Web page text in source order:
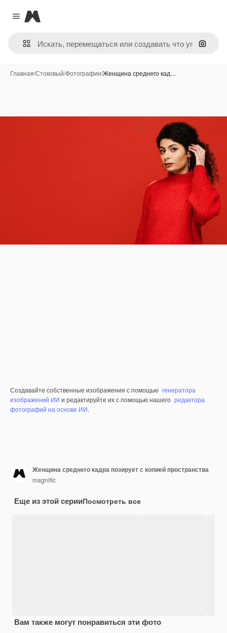
Close menu
Magnific
Поиск
Главная/Стоковый/Фотографии/Женщина среднего кад…
Создавайте собственные изображения с помощью генератора
изображений ИИ и редактируйте их с помощью нашего редактора
фотографий на основе ИИ.
Женщина среднего кадра позирует с копией пространства
magnific
Еще из этой серииПосмотреть все
Вам также могут понравиться эти фото